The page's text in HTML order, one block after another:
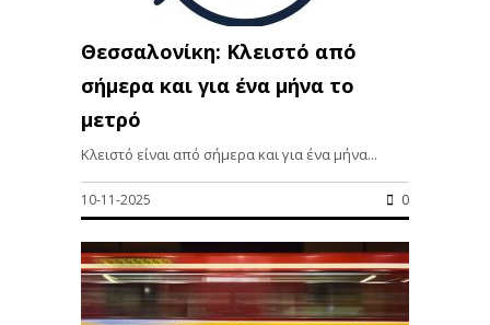
Θεσσαλονίκη: Κλειστό από
σήμερα και για ένα μήνα το
μετρό
Κλειστό είναι από σήμερα και για ένα μήνα...
10-11-2025 0